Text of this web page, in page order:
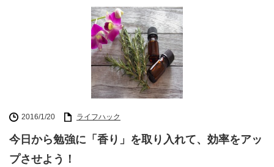
2016/1/20 ライフハック
今日から勉強に「香り」を取り入れて、効率をアッ
プさせよう！